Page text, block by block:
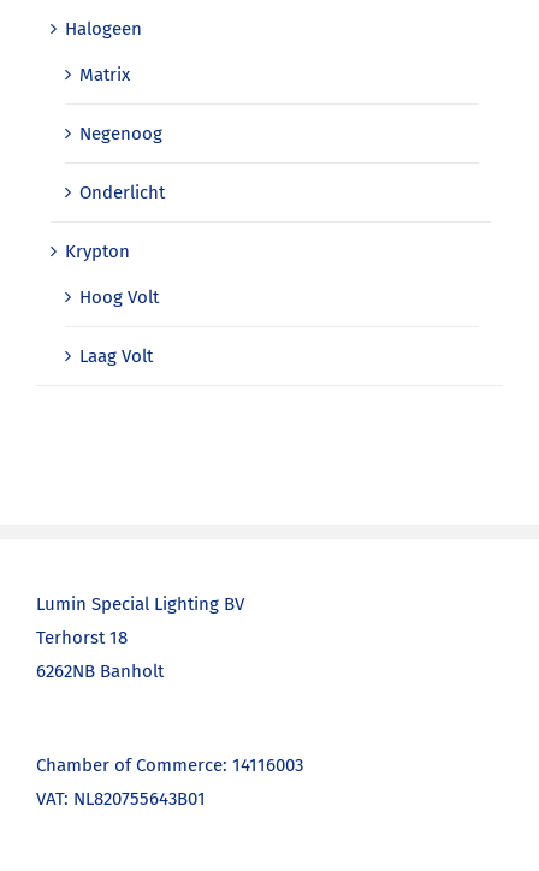
Halogeen
Matrix
Negenoog
Onderlicht
Krypton
Hoog Volt
Laag Volt
Lumin Special Lighting BV
Terhorst 18
6262NB Banholt
Chamber of Commerce: 14116003
VAT: NL820755643B01